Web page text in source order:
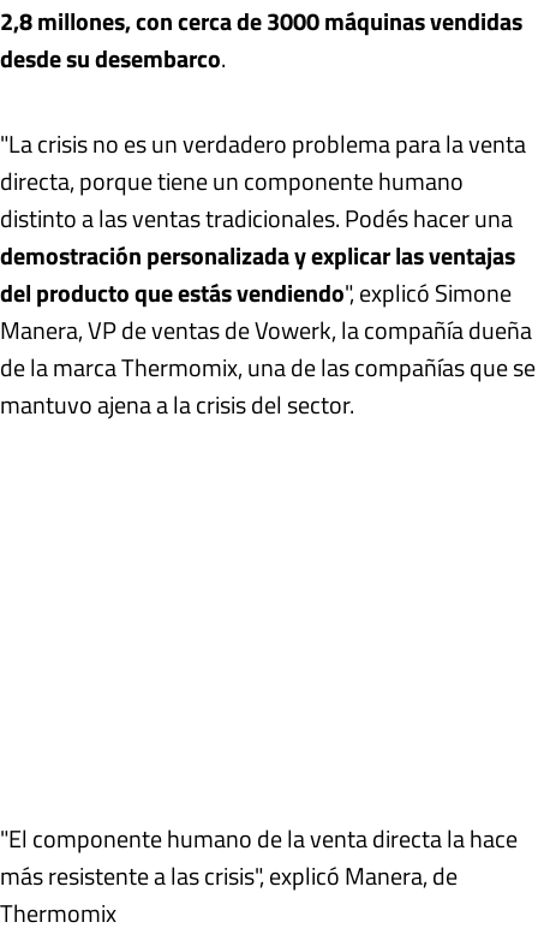
2,8 millones, con cerca de 3000 máquinas vendidas
desde su desembarco.
"La crisis no es un verdadero problema para la venta
directa, porque tiene un componente humano
distinto a las ventas tradicionales. Podés hacer una
demostración personalizada y explicar las ventajas
del producto que estás vendiendo", explicó Simone
Manera, VP de ventas de Vowerk, la compañía dueña
de la marca Thermomix, una de las compañías que se
mantuvo ajena a la crisis del sector.
"El componente humano de la venta directa la hace
más resistente a las crisis", explicó Manera, de
Thermomix